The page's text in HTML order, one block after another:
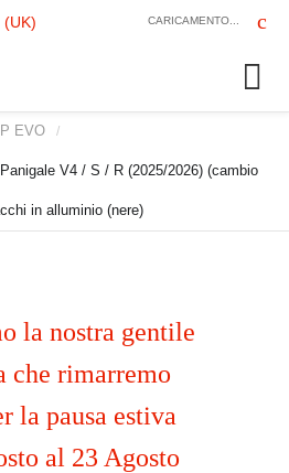
CARICAMENTO...
EVO /
V4 / S / R (2025/2026) (cambio
in alluminio (nere)
la nostra gentile
che rimarremo
la pausa estiva
al 23 Agosto